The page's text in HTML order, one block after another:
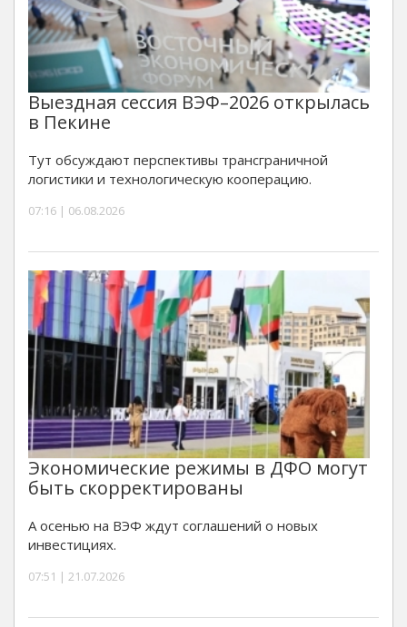
Выездная сессия ВЭФ–2026 открылась
в Пекине
Тут обсуждают перспективы трансграничной
логистики и технологическую кооперацию.
07:16 | 06.08.2026
Экономические режимы в ДФО могут
быть скорректированы
А осенью на ВЭФ ждут соглашений о новых
инвестициях.
07:51 | 21.07.2026